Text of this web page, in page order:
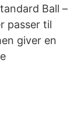
Ball –
passer til
giver en